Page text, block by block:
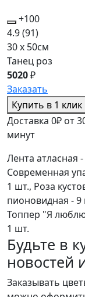
+100
4.9(91)
30 x 50см
Танец роз
5020₽
Заказать
Купить в 1 клик
Доставка 0₽ от
минут
Лента атласная
Современная
1 шт., Роза
пионовидная - 9
Топпер "Я
1 шт.
Будьте в
новостей
Заказывать